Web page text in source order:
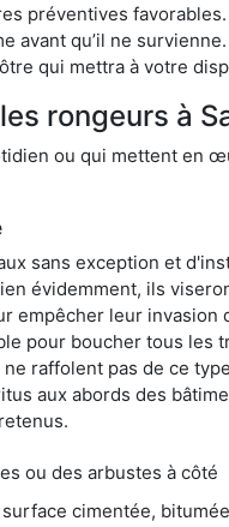
préventives
avant qu’il ne
qui mettra à votre
rongeurs à
ou qui mettent en
sans exception et
évidemment, ils
leur
pour boucher tous
raffolent pas de ce
aux abords des
des arbustes à côté
bitumée